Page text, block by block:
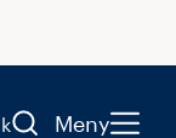
Meny